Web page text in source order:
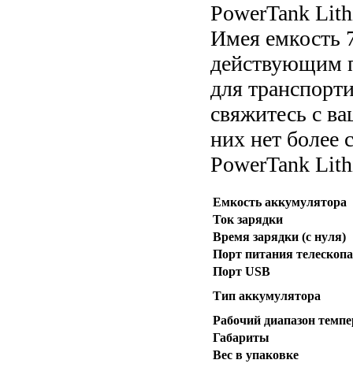
PowerTank
Имея емкость
действующим
для
свяжитесь с
них нет более
PowerTank
Емкость аккумулятора
Ток зарядки
Время зарядки (с нуля)
Порт питания телескопа
Порт USB
Тип аккумулятора
Рабочий диапазон
Габариты
Вес в упаковке